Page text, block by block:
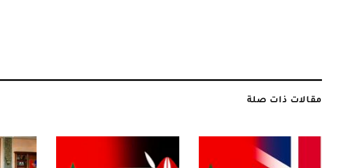
مقالات ذات صلة